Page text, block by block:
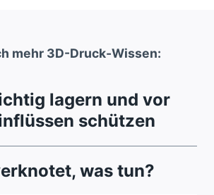
mehr 3D-Druck-Wissen:
lagern und vor
schützen
was tun?